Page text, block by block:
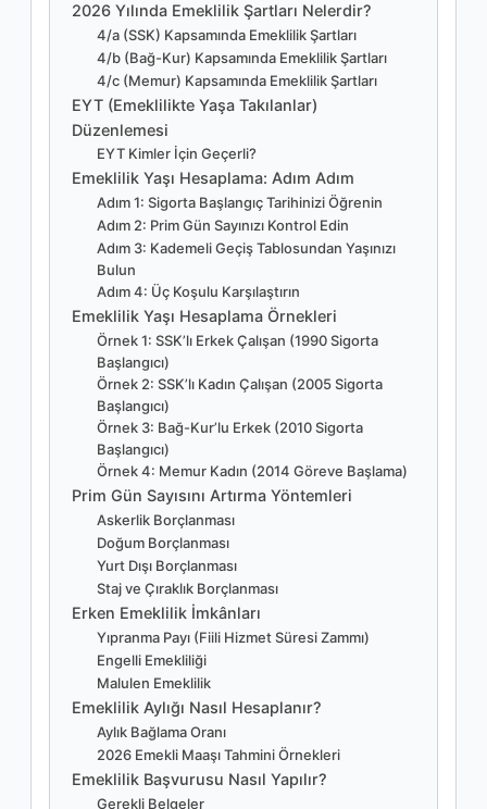
2026 Yılında Emeklilik Şartları Nelerdir?
4/a (SSK) Kapsamında Emeklilik Şartları
4/b (Bağ-Kur) Kapsamında Emeklilik Şartları
4/c (Memur) Kapsamında Emeklilik Şartları
EYT (Emeklilikte Yaşa Takılanlar)
Düzenlemesi
EYT Kimler İçin Geçerli?
Emeklilik Yaşı Hesaplama: Adım Adım
Adım 1: Sigorta Başlangıç Tarihinizi Öğrenin
Adım 2: Prim Gün Sayınızı Kontrol Edin
Adım 3: Kademeli Geçiş Tablosundan Yaşınızı
Bulun
Adım 4: Üç Koşulu Karşılaştırın
Emeklilik Yaşı Hesaplama Örnekleri
Örnek 1: SSK’lı Erkek Çalışan (1990 Sigorta
Başlangıcı)
Örnek 2: SSK’lı Kadın Çalışan (2005 Sigorta
Başlangıcı)
Örnek 3: Bağ-Kur’lu Erkek (2010 Sigorta
Başlangıcı)
Örnek 4: Memur Kadın (2014 Göreve Başlama)
Prim Gün Sayısını Artırma Yöntemleri
Askerlik Borçlanması
Doğum Borçlanması
Yurt Dışı Borçlanması
Staj ve Çıraklık Borçlanması
Erken Emeklilik İmkânları
Yıpranma Payı (Fiili Hizmet Süresi Zammı)
Engelli Emekliliği
Malulen Emeklilik
Emeklilik Aylığı Nasıl Hesaplanır?
Aylık Bağlama Oranı
2026 Emekli Maaşı Tahmini Örnekleri
Emeklilik Başvurusu Nasıl Yapılır?
Gerekli Belgeler